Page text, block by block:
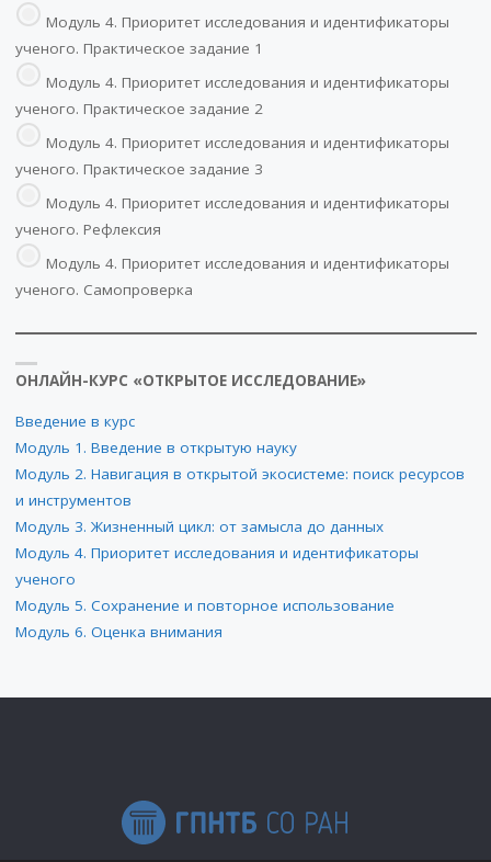
Модуль 4. Приоритет исследования и идентификаторы
ученого. Практическое задание 1
Модуль 4. Приоритет исследования и идентификаторы
ученого. Практическое задание 2
Модуль 4. Приоритет исследования и идентификаторы
ученого. Практическое задание 3
Модуль 4. Приоритет исследования и идентификаторы
ученого. Рефлексия
Модуль 4. Приоритет исследования и идентификаторы
ученого. Самопроверка
ОНЛАЙН-КУРС «ОТКРЫТОЕ ИССЛЕДОВАНИЕ»
Введение в курс
Модуль 1. Введение в открытую науку
Модуль 2. Навигация в открытой экосистеме: поиск ресурсов
и инструментов
Модуль 3. Жизненный цикл: от замысла до данных
Модуль 4. Приоритет исследования и идентификаторы
ученого
Модуль 5. Сохранение и повторное использование
Модуль 6. Оценка внимания